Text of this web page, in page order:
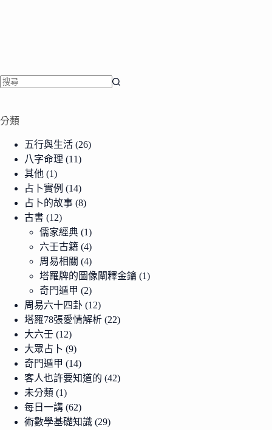
到
分類
五行與生活 (26)
八字命理 (11)
其他 (1)
占卜實例 (14)
占卜的故事 (8)
古書 (12)
儒家經典 (1)
六壬古籍 (4)
周易相關 (4)
塔羅牌的圖像闡釋金鑰 (1)
奇門遁甲 (2)
周易六十四卦 (12)
塔羅78張愛情解析 (22)
大六壬 (12)
大眾占卜 (9)
奇門遁甲 (14)
客人也許要知道的 (42)
未分類 (1)
每日一講 (62)
術數學基礎知識 (29)